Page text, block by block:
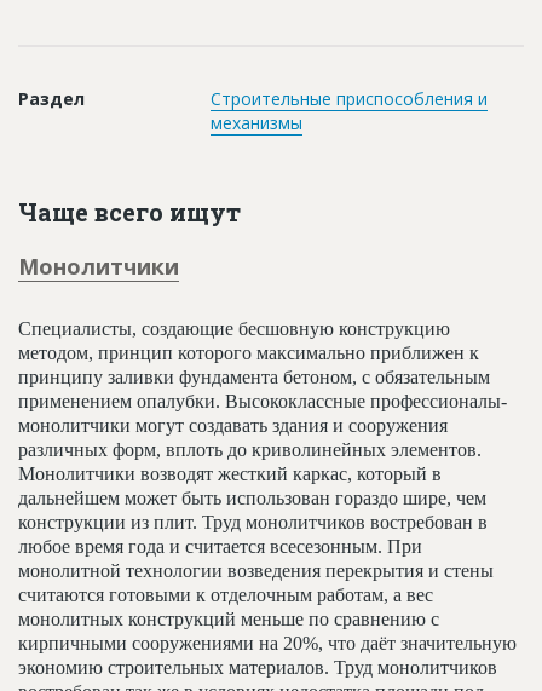
Контакты
Раздел
Строительные приспособления и
механизмы
Чаще всего ищут
Монолитчики
Специалисты, создающие бесшовную конструкцию
методом, принцип которого максимально приближен к
принципу заливки фундамента бетоном, с обязательным
применением опалубки. Высококлассные профессионалы-
монолитчики могут создавать здания и сооружения
различных форм, вплоть до криволинейных элементов.
Монолитчики возводят жесткий каркас, который в
дальнейшем может быть использован гораздо шире, чем
конструкции из плит. Труд монолитчиков востребован в
любое время года и считается всесезонным. При
монолитной технологии возведения перекрытия и стены
считаются готовыми к отделочным работам, а вес
монолитных конструкций меньше по сравнению с
кирпичными сооружениями на 20%, что даёт значительную
экономию строительных материалов. Труд монолитчиков